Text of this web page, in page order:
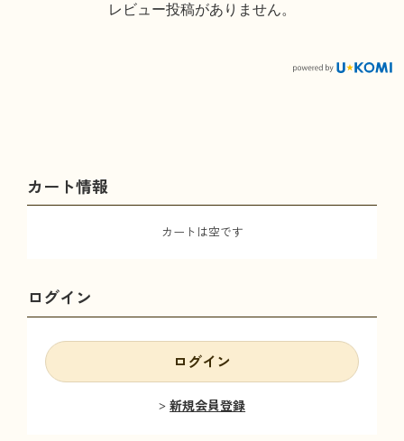
レビュー投稿がありません。
カート情報
カートは空です
ログイン
ログイン
新規会員登録